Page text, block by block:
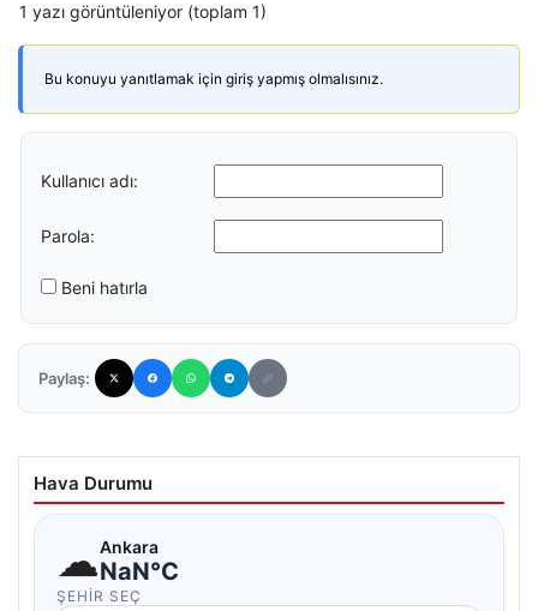
1 yazı görüntüleniyor (toplam 1)
Bu konuyu yanıtlamak için giriş yapmış olmalısınız.
Kullanıcı adı:
Parola:
Beni hatırla
Paylaş:
Hava Durumu
☁Ankara
NaN°C
ŞEHIR SEÇ